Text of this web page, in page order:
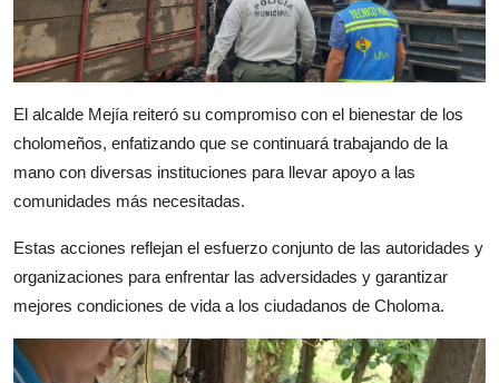
El alcalde Mejía reiteró su compromiso con el bienestar de los
cholomeños, enfatizando que se continuará trabajando de la
mano con diversas instituciones para llevar apoyo a las
comunidades más necesitadas.
Estas acciones reflejan el esfuerzo conjunto de las autoridades y
organizaciones para enfrentar las adversidades y garantizar
mejores condiciones de vida a los ciudadanos de Choloma.